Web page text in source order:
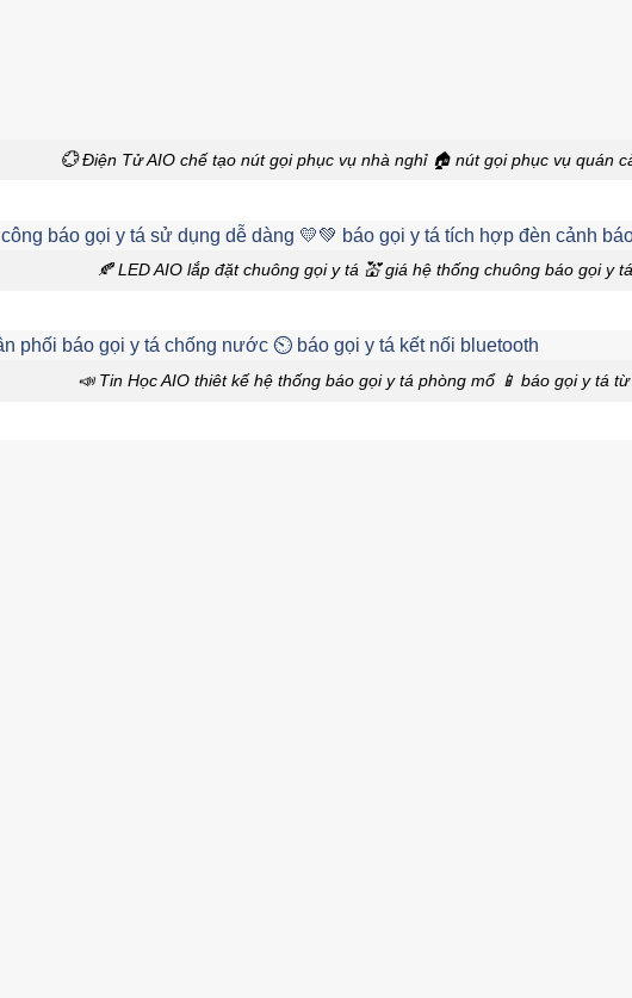
💮 Điện Tử AIO chế tạo nút gọi phục vụ nhà nghỉ 🏠 nút gọi phục vụ quán
🍂 LED AIO lắp đặt chuông gọi y tá 💒 giá hệ thống chuông báo gọi y tá
📣 Tin Học AIO thiêt kế hệ thống báo gọi y tá phòng mổ 📱 báo gọi y tá